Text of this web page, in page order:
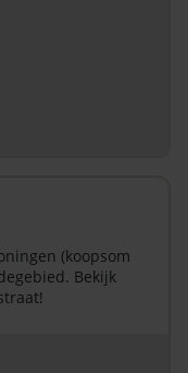
(koopsom
Bekijk